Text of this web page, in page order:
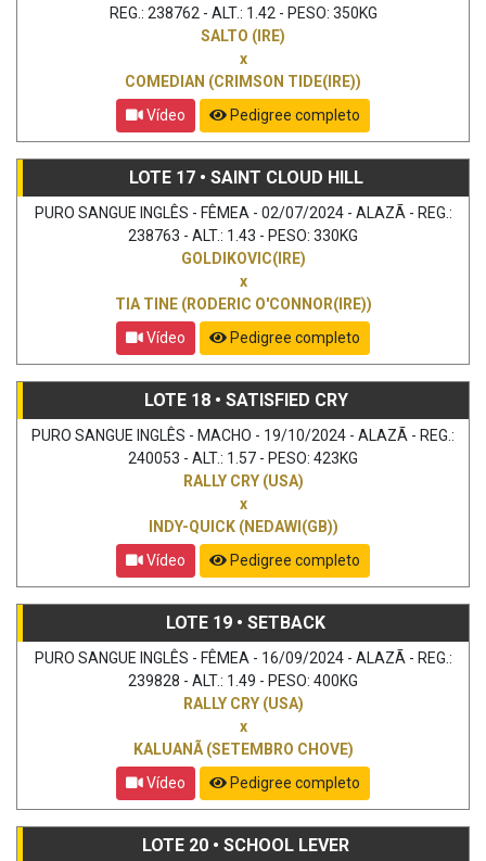
REG.: 238762 - ALT.: 1.42 - PESO: 350KG
SALTO (IRE)
x
COMEDIAN (CRIMSON TIDE(IRE))
Vídeo
Pedigree completo
LOTE 17 • SAINT CLOUD HILL
PURO SANGUE INGLÊS - FÊMEA - 02/07/2024 - ALAZÃ - REG.:
238763 - ALT.: 1.43 - PESO: 330KG
GOLDIKOVIC(IRE)
x
TIA TINE (RODERIC O'CONNOR(IRE))
Vídeo
Pedigree completo
LOTE 18 • SATISFIED CRY
PURO SANGUE INGLÊS - MACHO - 19/10/2024 - ALAZÃ - REG.:
240053 - ALT.: 1.57 - PESO: 423KG
RALLY CRY (USA)
x
INDY-QUICK (NEDAWI(GB))
Vídeo
Pedigree completo
LOTE 19 • SETBACK
PURO SANGUE INGLÊS - FÊMEA - 16/09/2024 - ALAZÃ - REG.:
239828 - ALT.: 1.49 - PESO: 400KG
RALLY CRY (USA)
x
KALUANÃ (SETEMBRO CHOVE)
Vídeo
Pedigree completo
LOTE 20 • SCHOOL LEVER